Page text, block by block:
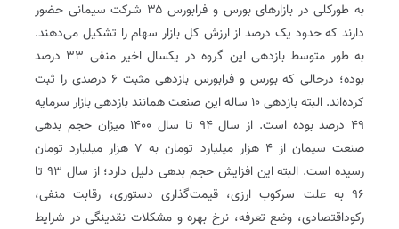
به طورکلی در بازارهای بورس و فرابورس ۳۵ شرکت سیمانی حضور
دارند که حدود یک درصد از ارزش کل بازار سهام را تشکیل می‌دهند.
به طور متوسط بازدهی این گروه در یکسال اخیر منفی ۳۳ درصد
بوده؛ درحالی که بورس و فرابورس بازدهی مثبت ۶ درصدی را ثبت
کرده‌اند. البته بازدهی ۱۰ ساله این صنعت همانند بازدهی بازار سرمایه
۴۹ درصد بوده است. از سال ۹۴ تا سال ۱۴۰۰ میزان حجم بدهی
صنعت سیمان از ۴ هزار میلیارد تومان به ۷ هزار میلیارد تومان
رسیده است. البته این افزایش حجم بدهی دلیل دارد؛ از سال ۹۳ تا
۹۶ به علت سرکوب ارزی، قیمت‌گذاری دستوری، رقابت منفی،
رکوداقتصادی، وضع تعرفه، نرخ بهره و مشکلات نقدینگی در شرایط